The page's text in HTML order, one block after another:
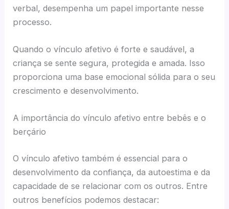
verbal, desempenha um papel importante nesse
processo.
Quando o vínculo afetivo é forte e saudável, a
criança se sente segura, protegida e amada. Isso
proporciona uma base emocional sólida para o seu
crescimento e desenvolvimento.
A importância do vínculo afetivo entre bebês e o
berçário
O vínculo afetivo também é essencial para o
desenvolvimento da confiança, da autoestima e da
capacidade de se relacionar com os outros. Entre
outros benefícios podemos destacar: